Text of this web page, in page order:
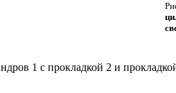
1 с прокладкой 2 и